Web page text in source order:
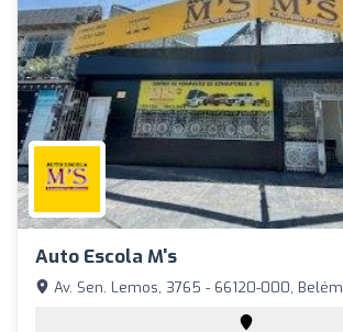
Auto Escola M's
Av. Sen. Lemos, 3765 - 66120-000, Belém